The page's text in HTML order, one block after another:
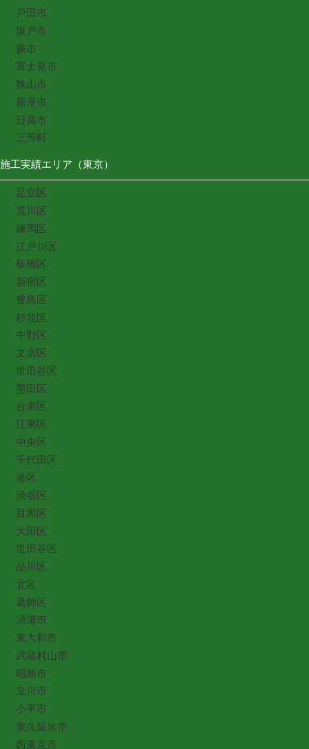
戸田市
坂戸市
蕨市
富士見市
狭山市
新座市
日高市
三芳町
施工実績エリア（東京）
足立区
荒川区
練馬区
江戸川区
板橋区
新宿区
豊島区
杉並区
中野区
文京区
世田谷区
墨田区
台東区
江東区
中央区
千代田区
港区
渋谷区
目黒区
大田区
世田谷区
品川区
北区
葛飾区
清瀬市
東大和市
武蔵村山市
昭島市
立川市
小平市
東久留米市
西東京市